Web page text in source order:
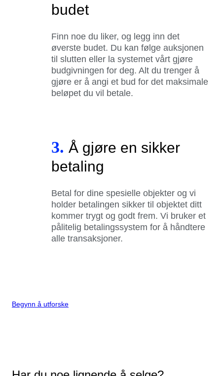
budet
Finn noe du liker, og legg inn det
øverste budet. Du kan følge auksjonen
til slutten eller la systemet vårt gjøre
budgivningen for deg. Alt du trenger å
gjøre er å angi et bud for det maksimale
beløpet du vil betale.
3. Å gjøre en sikker
betaling
Betal for dine spesielle objekter og vi
holder betalingen sikker til objektet ditt
kommer trygt og godt frem. Vi bruker et
pålitelig betalingssystem for å håndtere
alle transaksjoner.
Begynn å utforske